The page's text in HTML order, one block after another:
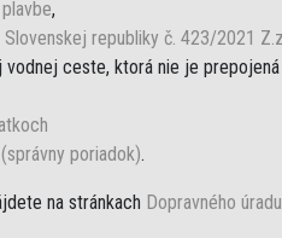
,
republiky č. 423/2021
ceste, ktorá nie je
poriadok).
na stránkach Dopravného úradu